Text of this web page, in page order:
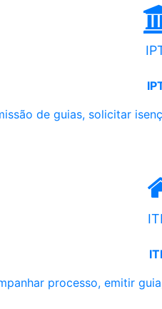
de guias, solicitar
processo, emitir